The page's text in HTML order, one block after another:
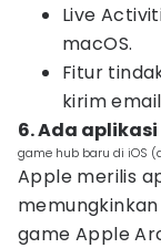
Live
macOS.
Fitur
kirim
6. Ada
game hub baru di iOS
Apple merilis
game Apple